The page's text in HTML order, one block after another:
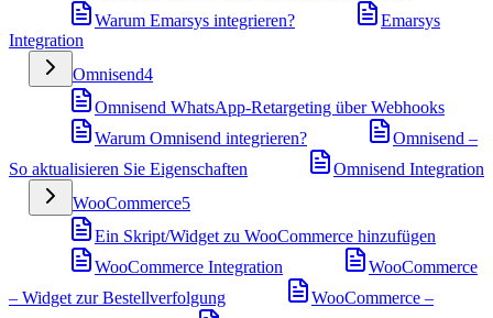
Warum Emarsys integrieren?
Emarsys
Integration
Omnisend4
Omnisend WhatsApp-Retargeting über Webhooks
Warum Omnisend integrieren?
Omnisend –
So aktualisieren Sie Eigenschaften
Omnisend Integration
WooCommerce5
Ein Skript/Widget zu WooCommerce hinzufügen
WooCommerce Integration
WooCommerce
– Widget zur Bestellverfolgung
WooCommerce –